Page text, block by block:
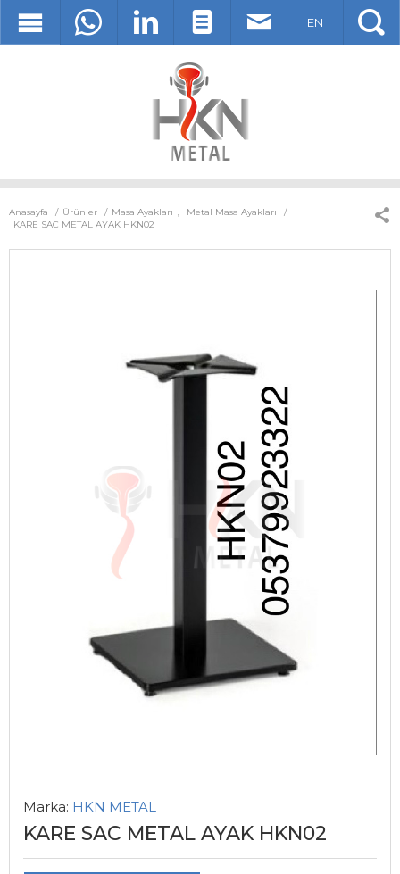
EN
Anasayfa Ürünler Masa Ayakları ,
Metal Masa Ayakları
KARE SAC METAL AYAK HKN02
Marka: HKN METAL
KARE SAC METAL AYAK HKN02